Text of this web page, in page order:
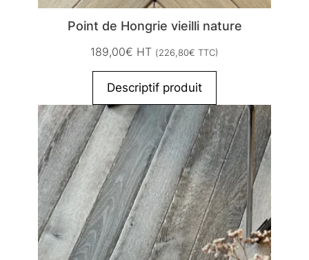
Point de Hongrie vieilli nature
189,00€ HT (226,80€ TTC)
Descriptif produit